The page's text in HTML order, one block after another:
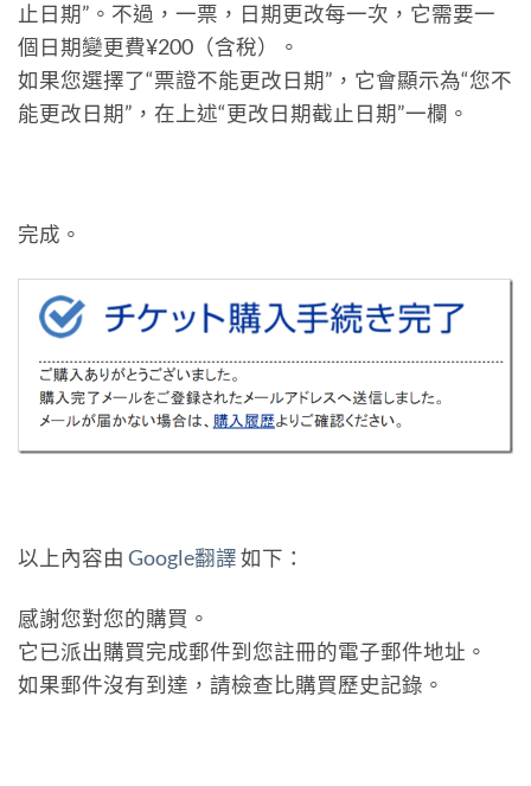
止日期”。不過，一票，日期更改每一次，它需要一
個日期變更費¥200（含稅）。
如果您選擇了“票證不能更改日期”，它會顯示為“您不
能更改日期”，在上述“更改日期截止日期”一欄。
完成。
以上內容由 Google翻譯如下：
感謝您對您的購買。
它已派出購買完成郵件到您註冊的電子郵件地址。
如果郵件沒有到達，請檢查比購買歷史記錄。